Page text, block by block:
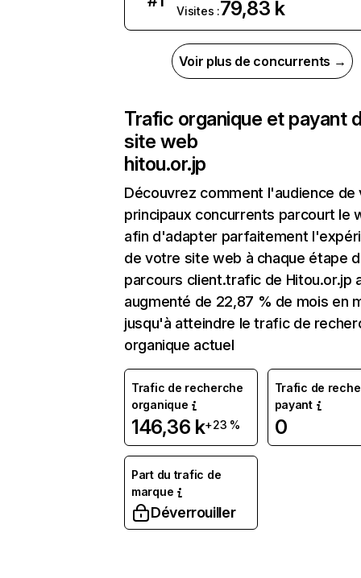
Visites :79,83 k
Voir plus de concurrents →
Trafic organique et payant
site web
hitou.or.jp
Découvrez comment l'audience de
principaux concurrents parcourt le
afin d'adapter parfaitement
de votre site web à chaque étape
parcours client.trafic de Hitou.or.jp
augmenté de 22,87 % de mois en
jusqu'à atteindre le trafic de
organique actuel
Trafic de recherche
organique
146,36 k+23 %
Trafic de
payant
0
Part du trafic de
marque
Déverrouiller